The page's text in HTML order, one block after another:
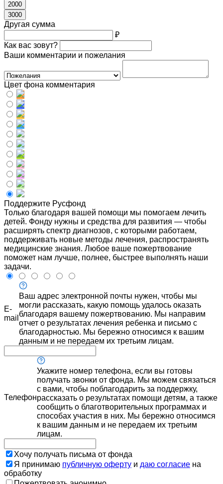
2000
3000
Другая сумма
₽
Как вас зовут?
Ваши комментарии и пожелания
Цвет фона комментария
Поддержите Русфонд
Только благодаря вашей помощи мы помогаем лечить
детей. Фонду нужны и средства для развития — чтобы
расширять спектр диагнозов, с которыми работаем,
поддерживать новые методы лечения, распространять
медицинские знания. Любое ваше пожертвование
поможет нам лучше, полнее, быстрее выполнять наши
задачи.
E-
mail
Ваш адрес электронной почты нужен, чтобы мы
могли рассказать, какую помощь удалось оказать
благодаря вашему пожертвованию. Мы направим
отчет о результатах лечения ребенка и письмо с
благодарностью. Мы бережно относимся к вашим
данным и не передаем их третьим лицам.
Телефон
Укажите номер телефона, если вы готовы
получать звонки от фонда. Мы можем связаться
с вами, чтобы поблагодарить за поддержку,
рассказать о результатах помощи детям, а также
сообщить о благотворительных программах и
способах участия в них. Мы бережно относимся
к вашим данным и не передаем их третьим
лицам.
Хочу получать письма от фонда
Я принимаю публичную оферту и даю согласие на
обработку